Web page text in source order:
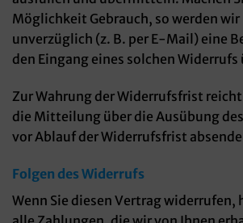
Möglichkeit Gebrauch, so werden wir
unverzüglich (z. B. per E-Mail) eine
den Eingang eines solchen
Zur Wahrung der Widerrufsfrist reicht
die Mitteilung über die Ausübung
vor Ablauf der Widerrufsfrist
Folgen des Widerrufs
Wenn Sie diesen Vertrag widerrufen,